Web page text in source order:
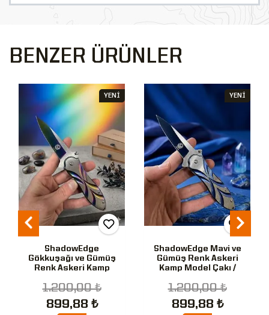
BENZER ÜRÜNLER
ShadowEdge
Gökkuşağı ve Gümüş
Renk Askeri Kamp
1.200,00 ₺
899,88 ₺
YENİ
ShadowEdge Mavi ve
Gümüş Renk Askeri
Kamp Model Çakı /
1.200,00 ₺
899,88 ₺
YENİ